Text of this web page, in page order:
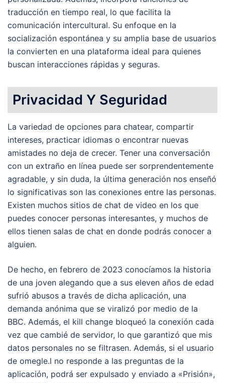
traducción en tiempo real, lo que facilita la
comunicación intercultural. Su enfoque en la
socialización espontánea y su amplia base de usuarios
la convierten en una plataforma ideal para quienes
buscan interacciones rápidas y seguras.
Privacidad Y Seguridad
La variedad de opciones para chatear, compartir
intereses, practicar idiomas o encontrar nuevas
amistades no deja de crecer. Tener una conversación
con un extraño en línea puede ser sorprendentemente
agradable, y sin duda, la última generación nos enseñó
lo significativas son las conexiones entre las personas.
Existen muchos sitios de chat de video en los que
puedes conocer personas interesantes, y muchos de
ellos tienen salas de chat en donde podrás conocer a
alguien.
De hecho, en febrero de 2023 conocíamos la historia
de una joven alegando que a sus eleven años de edad
sufrió abusos a través de dicha aplicación, una
demanda anónima que se viralizó por medio de la
BBC. Además, el kill change bloqueó la conexión cada
vez que cambié de servidor, lo que garantizó que mis
datos personales no se filtrasen. Además, si el usuario
de omegle.l no responde a las preguntas de la
aplicación, podrá ser expulsado y enviado a «Prisión»,